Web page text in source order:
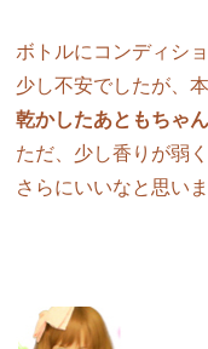
ボトルにコンディシ
少し不安でしたが、
乾かしたあともちゃ
ただ、少し香りが弱
さらにいいなと思いま